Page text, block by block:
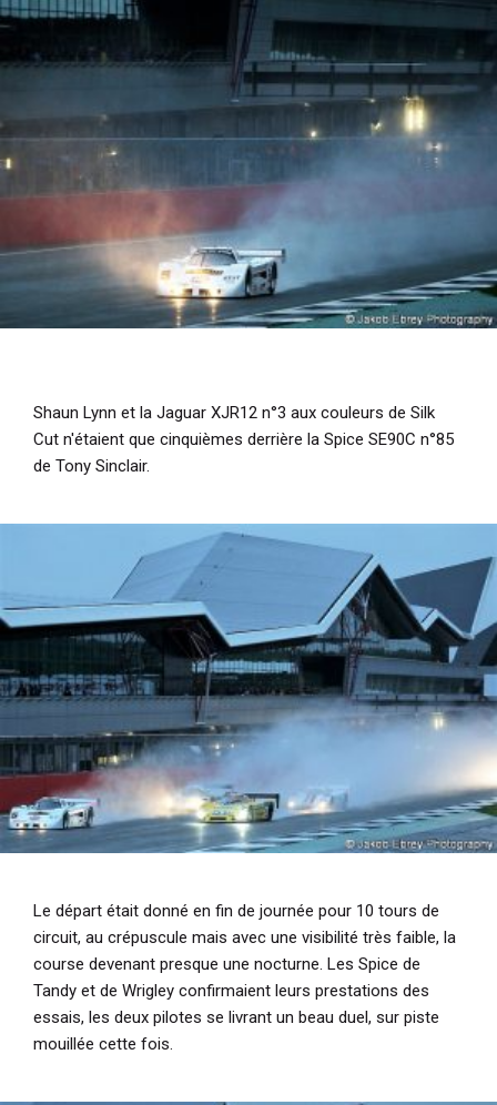
Shaun Lynn et la Jaguar XJR12 n°3 aux couleurs de Silk
Cut n'étaient que cinquièmes derrière la Spice SE90C n°85
de Tony Sinclair.
Le départ était donné en fin de journée pour 10 tours de
circuit, au crépuscule mais avec une visibilité très faible, la
course devenant presque une nocturne. Les Spice de
Tandy et de Wrigley confirmaient leurs prestations des
essais, les deux pilotes se livrant un beau duel, sur piste
mouillée cette fois.